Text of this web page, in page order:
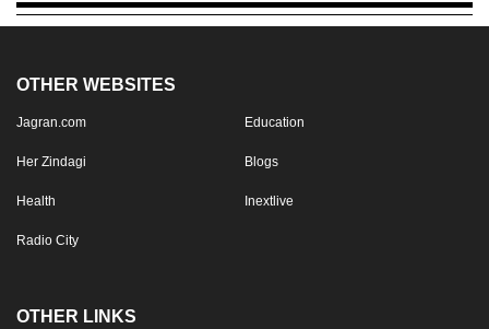
OTHER WEBSITES
Jagran.com Education
Her Zindagi Blogs
Health Inextlive
Radio City
OTHER LINKS